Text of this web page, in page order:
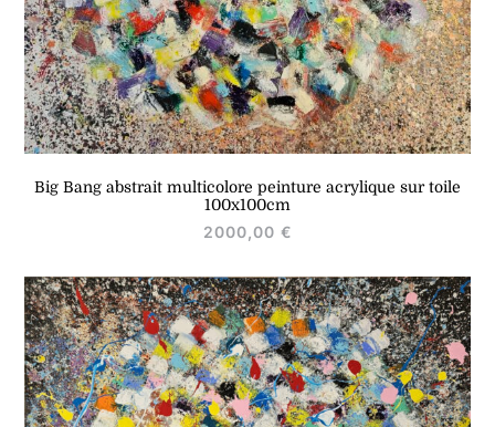
Big Bang abstrait multicolore peinture acrylique sur toile
100x100cm
2000,00 €